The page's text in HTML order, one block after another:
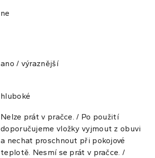
ne
ano / výraznější
hluboké
Nelze prát v pračce. / Po použití
doporučujeme vložky vyjmout z obuvi
a nechat proschnout při pokojové
teplotě. Nesmí se prát v pračce. /